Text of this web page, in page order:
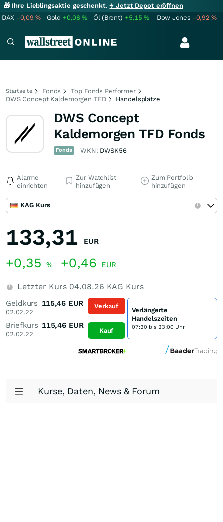
🎁 Ihre Lieblingsaktie geschenkt.→ Jetzt Depot eröffnen
DAX -0,09% Gold +0,08% Öl (Brent) +5,15% Dow Jones -0,92%
Startseite Fonds
Top Fonds Performer
DWS Concept Kaldemorgen TFD
Handelsplätze
DWS Concept
Kaldemorgen TFD Fonds
Fonds WKN: DWSK56
Alarme
einrichten
Zur Watchlist
hinzufügen
Zum Portfolio
hinzufügen
KAG Kurs
133,31 EUR
+0,35 % +0,46 EUR
Letzter Kurs 04.08.26 KAG Kurs
Geldkurs
02.02.22
115,46 EUR
Briefkurs
02.02.22
115,46 EUR
Verkauf
Kauf
Verlängerte
Handelszeiten
07:30 bis 23:00 Uhr
Kurse, Daten, News & Forum